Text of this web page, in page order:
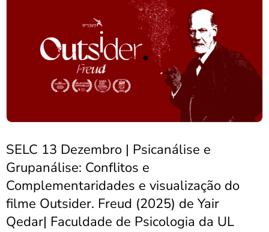
SELC 13 Dezembro | Psicanálise e
Grupanálise: Conflitos e
Complementaridades e visualização do
filme Outsider. Freud (2025) de Yair
Qedar| Faculdade de Psicologia da UL